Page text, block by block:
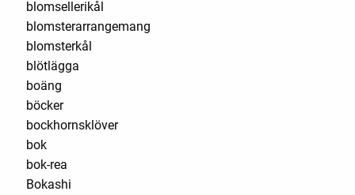
blomsellerikål
blomsterarrangemang
blomsterkål
blötlägga
boäng
böcker
bockhornsklöver
bok
bok-rea
Bokashi